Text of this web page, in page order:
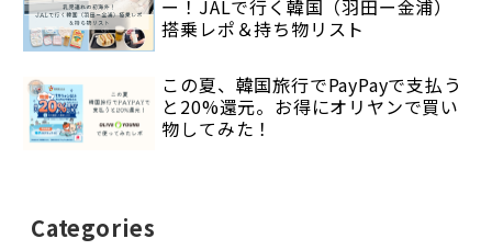
ー！JALで行く韓国（羽田ー金浦）
搭乗レポ＆持ち物リスト
この夏、韓国旅行でPayPayで支払う
と20%還元。お得にオリヤンで買い
物してみた！
Categories